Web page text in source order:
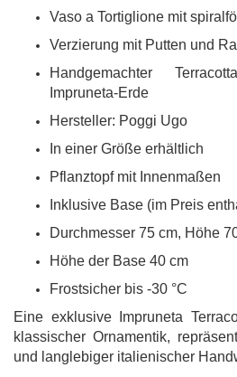
Vaso a Tortiglione mit
Verzierung mit Putten und
Handgemachter
Impruneta-Erde
Hersteller: Poggi Ugo
In einer Größe erhältlich
Pflanztopf mit Innenmaßen
Inklusive Base (im Preis
Durchmesser 75 cm, Höhe
Höhe der Base 40 cm
Frostsicher bis -30 °C
Eine exklusive Impruneta
klassischer Ornamentik,
und langlebiger italienischer